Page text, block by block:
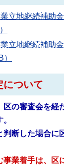
立地継続補助
立地継続補助
について
区の審査会を経
判断した場合に
事業着手は、区